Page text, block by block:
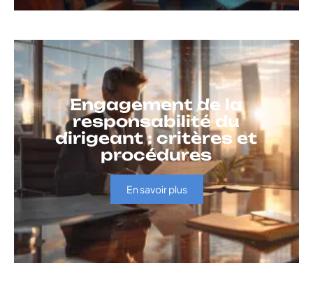
Engagement de la
responsabilité du
dirigeant : critères et
procédures
En savoir plus